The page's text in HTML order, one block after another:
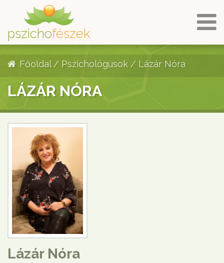
pszichofészek
Főoldal/ Pszichológusok / Lázár Nóra
LÁZÁR NÓRA
Lázár Nóra